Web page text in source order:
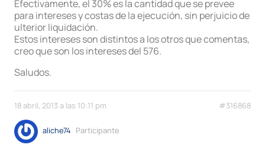
Efectivamente, el 30% es la cantidad que se prevee
para intereses y costas de la ejecución, sin perjuicio de
ulterior liquidación.
Estos intereses son distintos a los otros que comentas,
creo que son los intereses del 576.
Saludos.
18 abril, 2013 a las 10:11 pm #316868
aliche74 Participante